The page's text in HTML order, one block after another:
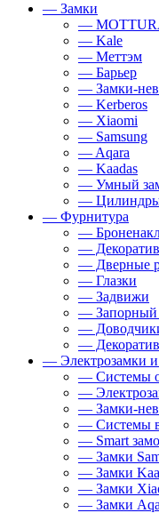
— Замки
—
— Kale
— Меттэм
— Барьер
— Замки-
— Kerberos
— Xiaomi
— Samsung
— Aqara
— Kaadas
— Умный
—
— Фурнитура
—
—
— Дверные
— Глазки
— Задвижи
— Запорный
—
—
— Электрозамки
— Системы
—
— Замки-
— Системы
— Smart
— Замки
— Замки
— Замки
— Замки